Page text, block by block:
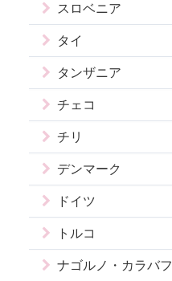
スロベニア
タイ
タンザニア
チェコ
チリ
デンマーク
ドイツ
トルコ
ナゴルノ・カラバフ